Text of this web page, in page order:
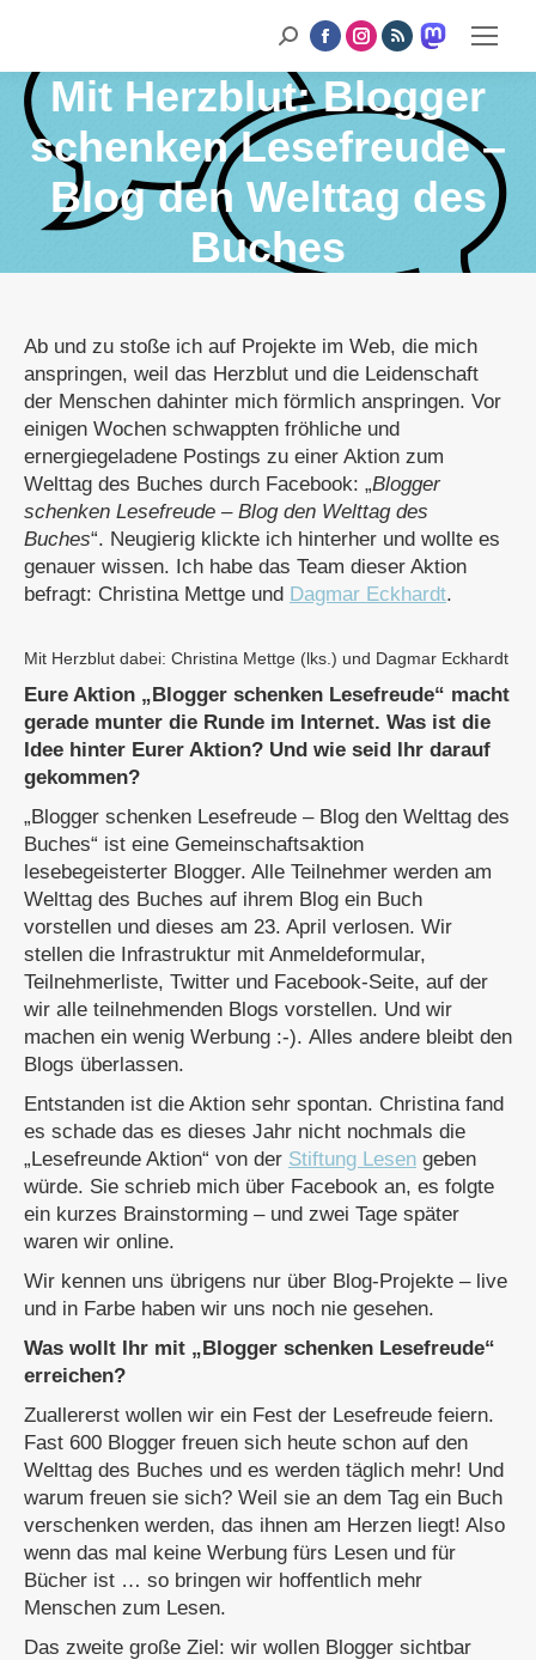
Search:Facebook
page
opens
in
window
Instagram
page
opens
in
window
RSS
opens
in
window
Mastodon
page
opens
in
new
window
Mit Herzblut: Blogger
schenken Lesefreude –
Blog den Welttag des
Buches
Ab und zu stoße ich auf Projekte im Web, die mich
anspringen, weil das Herzblut und die Leidenschaft
der Menschen dahinter mich förmlich anspringen. Vor
einigen Wochen schwappten fröhliche und
ernergiegeladene Postings zu einer Aktion zum
Welttag des Buches durch Facebook: „Blogger
schenken Lesefreude – Blog den Welttag des
Buches“. Neugierig klickte ich hinterher und wollte es
genauer wissen. Ich habe das Team dieser Aktion
befragt: Christina Mettge und Dagmar Eckhardt.
Mit Herzblut dabei: Christina Mettge (lks.) und Dagmar Eckhardt
Eure Aktion „Blogger schenken Lesefreude“ macht
gerade munter die Runde im Internet. Was ist die
Idee hinter Eurer Aktion? Und wie seid Ihr darauf
gekommen?
„Blogger schenken Lesefreude – Blog den Welttag des
Buches“ ist eine Gemeinschaftsaktion
lesebegeisterter Blogger. Alle Teilnehmer werden am
Welttag des Buches auf ihrem Blog ein Buch
vorstellen und dieses am 23. April verlosen. Wir
stellen die Infrastruktur mit Anmeldeformular,
Teilnehmerliste, Twitter und Facebook-Seite, auf der
wir alle teilnehmenden Blogs vorstellen. Und wir
machen ein wenig Werbung :-). Alles andere bleibt den
Blogs überlassen.
Entstanden ist die Aktion sehr spontan. Christina fand
es schade das es dieses Jahr nicht nochmals die
„Lesefreunde Aktion“ von der Stiftung Lesen geben
würde. Sie schrieb mich über Facebook an, es folgte
ein kurzes Brainstorming – und zwei Tage später
waren wir online.
Wir kennen uns übrigens nur über Blog-Projekte – live
und in Farbe haben wir uns noch nie gesehen.
Was wollt Ihr mit „Blogger schenken Lesefreude“
erreichen?
Zuallererst wollen wir ein Fest der Lesefreude feiern.
Fast 600 Blogger freuen sich heute schon auf den
Welttag des Buches und es werden täglich mehr! Und
warum freuen sie sich? Weil sie an dem Tag ein Buch
verschenken werden, das ihnen am Herzen liegt! Also
wenn das mal keine Werbung fürs Lesen und für
Bücher ist … so bringen wir hoffentlich mehr
Menschen zum Lesen.
Das zweite große Ziel: wir wollen Blogger sichtbar